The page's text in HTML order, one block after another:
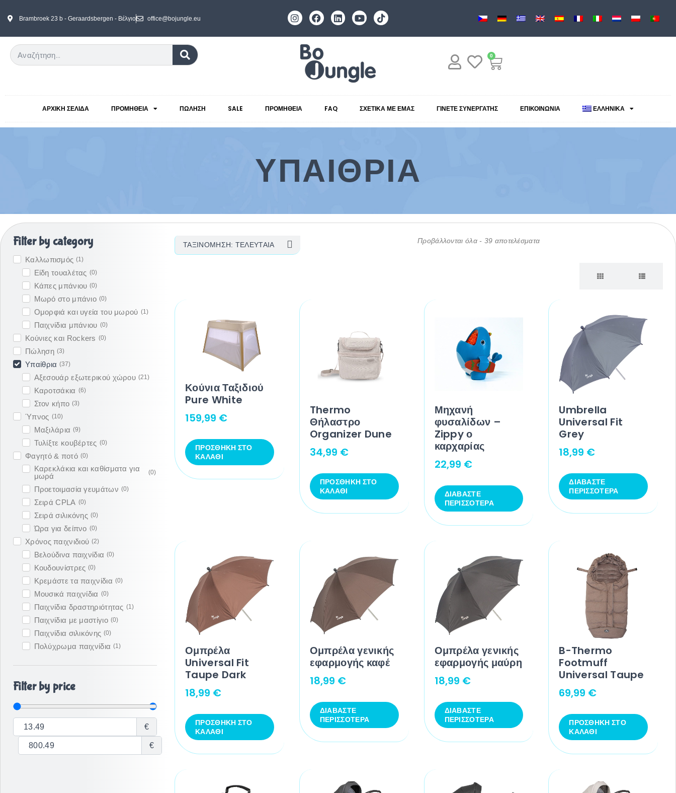
Brambroek 23 b - Geraardsbergen - Βέλγιο office@bojungle.eu
0
ΑΡΧΙΚΉ ΣΕΛΊΔΑ ΠΡΟΜΉΘΕΙΑ ΠΏΛΗΣΗ SALE ΠΡΟΜΉΘΕΙΑ FAQ ΣΧΕΤΙΚΆ ΜΕ ΕΜΆΣ ΓΊΝΕΤΕ ΣΥΝΕΡΓΆΤΗΣ ΕΠΙΚΟΙΝΩΝΊΑ ΕΛΛΗΝΙΚΆ
ΥΠΑΊΘΡΙΑ
Filter by category
Καλλωπισμός (1)
Είδη τουαλέτας (0)
Κάπες μπάνιου (0)
Μωρό στο μπάνιο (0)
Ομορφιά και υγεία του μωρού (1)
Παιχνίδια μπάνιου (0)
Κούνιες και Rockers (0)
Πώληση (3)
Υπαίθρια (37)
Αξεσουάρ εξωτερικού χώρου (21)
Καροτσάκια (6)
Στον κήπο (3)
Ύπνος (10)
Μαξιλάρια (9)
Τυλίξτε κουβέρτες (0)
Φαγητό & ποτό (0)
Καρεκλάκια και καθίσματα για
μωρά
(0)
Προετοιμασία γευμάτων (0)
Σειρά CPLA (0)
Σειρά σιλικόνης (0)
Ώρα για δείπνο (0)
Χρόνος παιχνιδιού (2)
Βελούδινα παιχνίδια (0)
Κουδουνίστρες (0)
Κρεμάστε τα παιχνίδια (0)
Μουσικά παιχνίδια (0)
Παιχνίδια δραστηριότητας (1)
Παιχνίδια με μαστίγιο (0)
Παιχνίδια σιλικόνης (0)
Πολύχρωμα παιχνίδια (1)
Filter by price
€
€
Προβάλλονται όλα - 39 αποτελέσματα
Κούνια Ταξιδιού
Pure White
159,99 €
ΠΡΟΣΘΉΚΗ ΣΤΟ
ΚΑΛΆΘΙ
Thermo
Θήλαστρο
Organizer Dune
34,99 €
ΠΡΟΣΘΉΚΗ ΣΤΟ
ΚΑΛΆΘΙ
Μηχανή
φυσαλίδων –
Zippy ο
καρχαρίας
22,99 €
ΔΙΑΒΆΣΤΕ
ΠΕΡΙΣΣΌΤΕΡΑ
Umbrella
Universal Fit
Grey
18,99 €
ΔΙΑΒΆΣΤΕ
ΠΕΡΙΣΣΌΤΕΡΑ
Ομπρέλα
Universal Fit
Taupe Dark
18,99 €
ΠΡΟΣΘΉΚΗ ΣΤΟ
ΚΑΛΆΘΙ
Ομπρέλα γενικής
εφαρμογής καφέ
18,99 €
ΔΙΑΒΆΣΤΕ
ΠΕΡΙΣΣΌΤΕΡΑ
Ομπρέλα γενικής
εφαρμογής μαύρη
18,99 €
ΔΙΑΒΆΣΤΕ
ΠΕΡΙΣΣΌΤΕΡΑ
B-Thermo
Footmuff
Universal Taupe
69,99 €
ΠΡΟΣΘΉΚΗ ΣΤΟ
ΚΑΛΆΘΙ